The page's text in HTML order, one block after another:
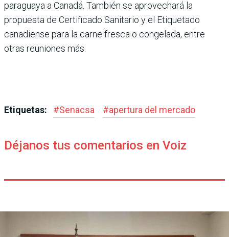
paraguaya a Canadá. También se aprovechará la
propuesta de Certificado Sanitario y el Etiquetado
canadiense para la carne fresca o congelada, entre
otras reuniones más.
Etiquetas: #Senacsa #apertura del mercado
Déjanos tus comentarios en Voiz